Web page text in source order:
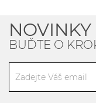
BUĎTE O